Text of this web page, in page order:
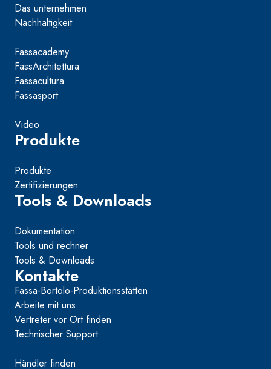
Das unternehmen
Nachhaltigkeit
Fassacademy
FassArchitettura
Fassacultura
Fassasport
Video
Produkte
Produkte
Zertifizierungen
Tools & Downloads
Dokumentation
Tools und rechner
Tools & Downloads
Kontakte
Fassa-Bortolo-Produktionsstätten
Arbeite mit uns
Vertreter vor Ort finden
Technischer Support
Händler finden